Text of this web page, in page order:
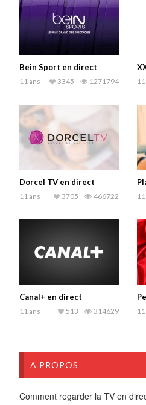
Bein Sport en direct
11 ans 1271794
3345
Dorcel TV en direct
11 ans 466722
3705
Canal+ en direct
11 ans 314629
513
A PROPOS
Comment regarder la TV en